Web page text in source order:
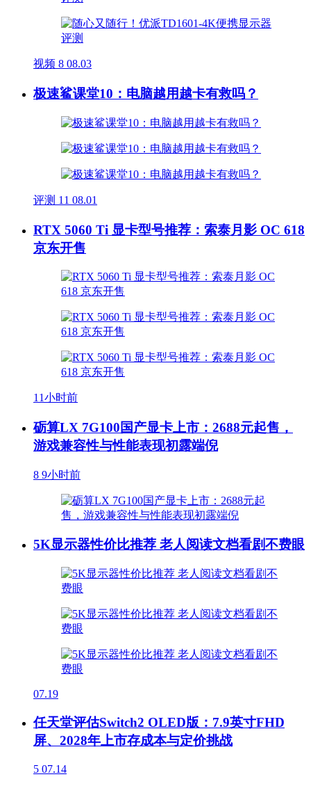
视频 8 08.03
极速鲨课堂10：电脑越用越卡有救吗？
评测 11 08.01
RTX 5060 Ti 显卡型号推荐：索泰月影 OC 618
京东开售
11小时前
砺算LX 7G100国产显卡上市：2688元起售，
游戏兼容性与性能表现初露端倪
8 9小时前
5K显示器性价比推荐 老人阅读文档看剧不费眼
07.19
任天堂评估Switch2 OLED版：7.9英寸FHD
屏、2028年上市存成本与定价挑战
5 07.14